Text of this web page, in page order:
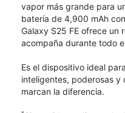
vapor más grande para
batería de 4,900 mAh
Galaxy S25 FE ofrece un
acompaña durante todo
Es el dispositivo ideal
inteligentes, poderosas
marcan la diferencia.